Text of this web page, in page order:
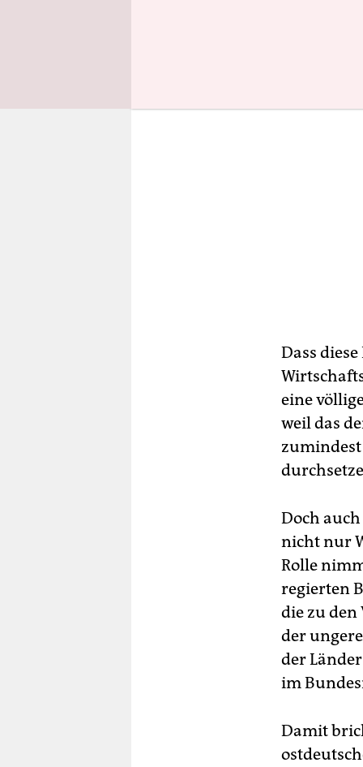
Dass
eine
weil das
Doch
nicht nur
Rolle
regierten
die zu
der
der
im
Damit